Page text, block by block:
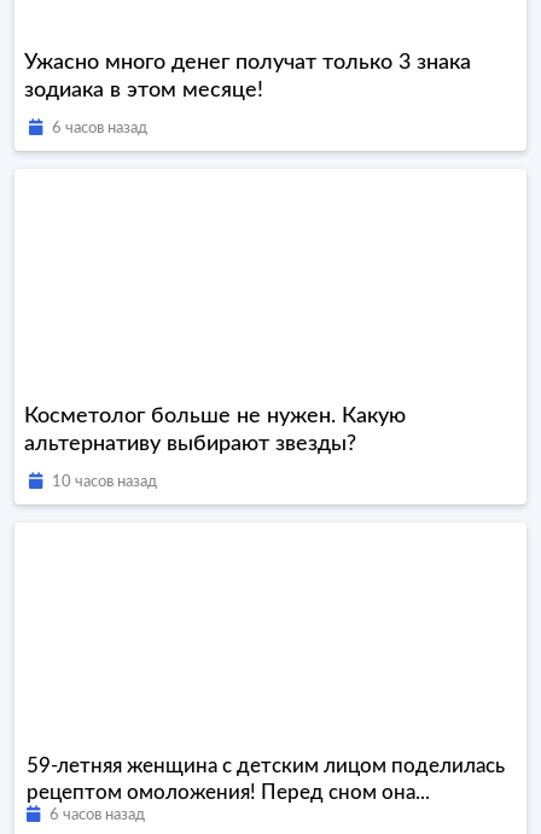
Ужасно много денег получат только 3 знака
зодиака в этом месяце!
6 часов назад
Косметолог больше не нужен. Какую
альтернативу выбирают звезды?
10 часов назад
59-летняя женщина с детским лицом поделилась
рецептом омоложения! Перед сном она...
6 часов назад